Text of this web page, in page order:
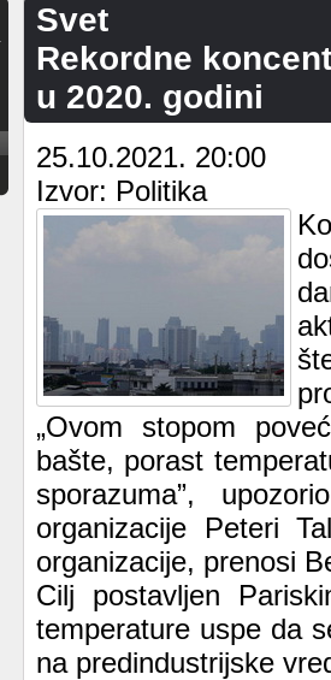
Svet
Rekordne
u 2020. godini
25.10.2021. 20:00
Izvor: Politika
„Ovom stopom
bašte, porast
sporazuma”,
organizacije Peteri
organizacije, prenosi
Cilj postavljen
temperature uspe da
na predindustrijske